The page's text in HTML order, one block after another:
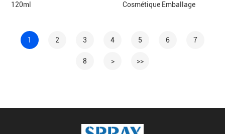
120ml
Cosmétique Emballage
1 2 3 4 5 6 7
8 > >>